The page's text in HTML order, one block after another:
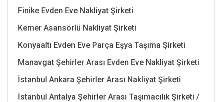
Finike Evden Eve Nakliyat Şirketi
Kemer Asansörlü Nakliyat Şirketi
Konyaaltı Evden Eve Parça Eşya Taşıma Şirketi
Manavgat Şehirler Arası Evden Eve Nakliyat Şirketi
İstanbul Ankara Şehirler Arası Nakliyat Şirketi
İstanbul Antalya Şehirler Arası Taşımacılık Şirketi /